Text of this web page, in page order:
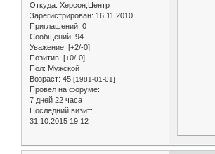
Откуда: Херсон,Центр
Зарегистрирован: 16.11.2010
Приглашений: 0
Сообщений: 94
Уважение: [+2/-0]
Позитив: [+0/-0]
Пол: Мужской
Возраст: 45 [1981-01-01]
Провел на форуме:
7 дней 22 часа
Последний визит:
31.10.2015 19:12